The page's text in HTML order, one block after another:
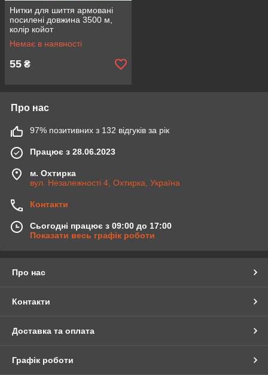
Нитки для шиття армовані
посилені довжина 3500 м,
колір койот
Немає в наявності
55 ₴
Про нас
97% позитивних з 132 відгуків за рік
Працює з 28.06.2023
м. Охтирка
вул. Незалежності 4, Охтирка, Україна
Контакти
Сьогодні працює з 09:00 до 17:00
Показати весь графік роботи
Про нас
Контакти
Доставка та оплата
Графік роботи